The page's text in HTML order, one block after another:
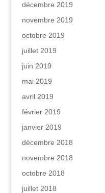
décembre 2019
novembre 2019
octobre 2019
juillet 2019
juin 2019
mai 2019
avril 2019
février 2019
janvier 2019
décembre 2018
novembre 2018
octobre 2018
juillet 2018